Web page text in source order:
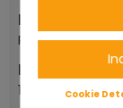
Marque
Piaggio
Première
1972 Cookie